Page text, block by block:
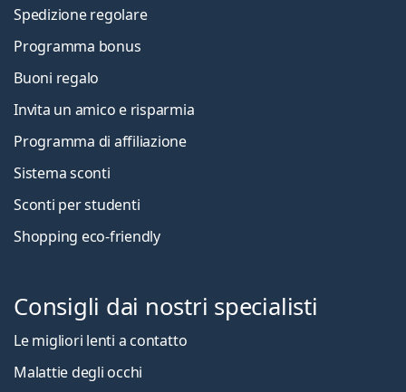
Spedizione regolare
Programma bonus
Buoni regalo
Invita un amico e risparmia
Programma di affiliazione
Sistema sconti
Sconti per studenti
Shopping eco-friendly
Consigli dai nostri specialisti
Le migliori lenti a contatto
Malattie degli occhi